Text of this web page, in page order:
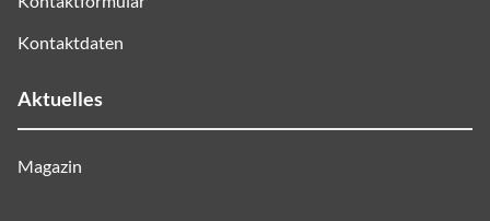
Kontaktdaten
Aktuelles
Magazin